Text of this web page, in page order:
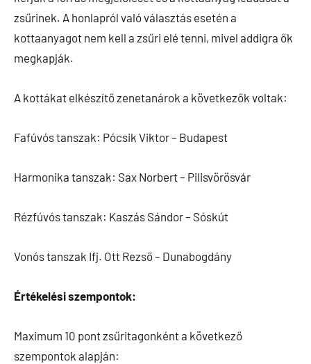
zsűrinek. A honlapról való választás esetén a
kottaanyagot nem kell a zsűri elé tenni, mivel addigra ők
megkapják.
A kottákat elkészítő zenetanárok a következők voltak:
Fafúvós tanszak: Pócsik Viktor – Budapest
Harmonika tanszak: Sax Norbert – Pilisvörösvár
Rézfúvós tanszak: Kaszás Sándor – Sóskút
Vonós tanszak Ifj. Ott Rezső – Dunabogdány
Értékelési szempontok:
Maximum 10 pont zsűritagonként a következő
szempontok alapján: